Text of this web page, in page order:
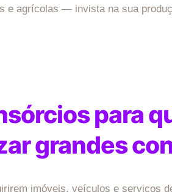
e agrícolas — invista na sua
para
grandes
imóveis, veículos e serviços